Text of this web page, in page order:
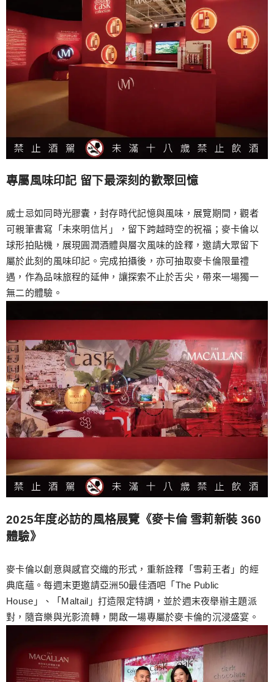
專屬風味印記 留下最深刻的歡聚回憶
威士忌如同時光膠囊，封存時代記憶與風味，展覽期間，觀者
可親筆書寫「未來明信片」，留下跨越時空的祝福；麥卡倫以
球形拍貼機，展現圓潤酒體與層次風味的詮釋，邀請大眾留下
屬於此刻的風味印記。完成拍攝後，亦可抽取麥卡倫限量禮
遇，作為品味旅程的延伸，讓探索不止於舌尖，帶來一場獨一
無二的體驗。
2025年度必訪的風格展覽《麥卡倫 雪莉新裝 360
體驗》
麥卡倫以創意與感官交織的形式，重新詮釋「雪莉王者」的經
典底蘊。每週末更邀請亞洲50最佳酒吧「The Public
House」、「Maltail」打造限定特調，並於週末夜舉辦主題派
對，隨音樂與光影流轉，開啟一場專屬於麥卡倫的沉浸盛宴。